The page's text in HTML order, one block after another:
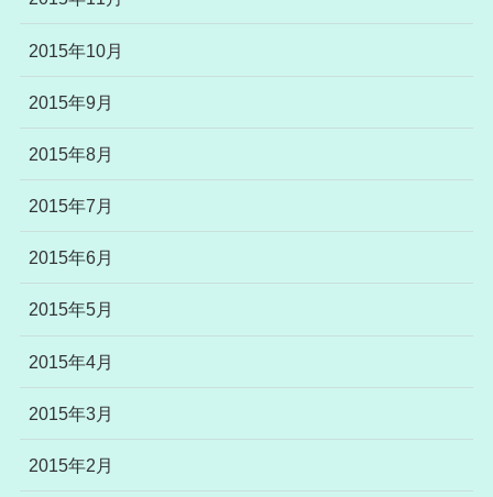
2015年10月
2015年9月
2015年8月
2015年7月
2015年6月
2015年5月
2015年4月
2015年3月
2015年2月